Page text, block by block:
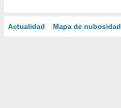
Actualidad Mapa de nubosidad